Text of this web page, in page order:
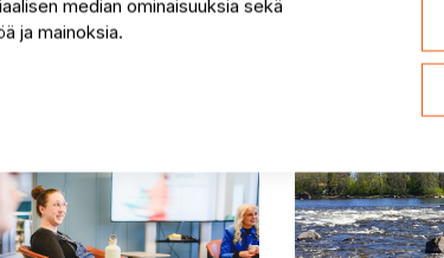
median ominaisuuksia sekä
ja mainoksia.